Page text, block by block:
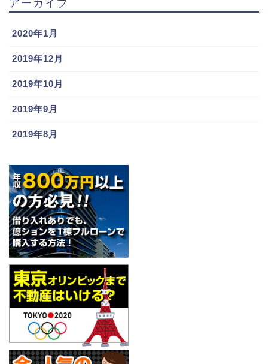
2020年1月
2019年12月
2019年10月
2019年9月
2019年8月